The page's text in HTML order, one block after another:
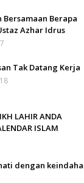
Bersamaan Berapa
Azhar Idrus
Tak Datang Kerja
LAHIR ANDA
ISLAM
dengan